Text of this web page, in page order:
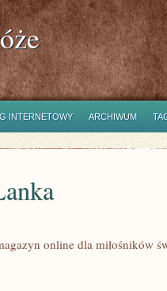
INTERNETOWY ARCHIWUM
online dla miłośników